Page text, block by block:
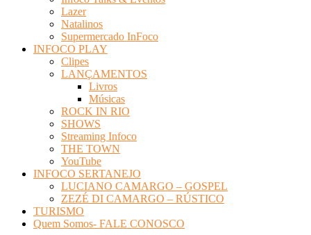
Lazer
Natalinos
Supermercado InFoco
INFOCO PLAY
Clipes
LANÇAMENTOS
Livros
Músicas
ROCK IN RIO
SHOWS
Streaming Infoco
THE TOWN
YouTube
INFOCO SERTANEJO
LUCIANO CAMARGO – GOSPEL
ZEZÉ DI CAMARGO – RÚSTICO
TURISMO
Quem Somos- FALE CONOSCO